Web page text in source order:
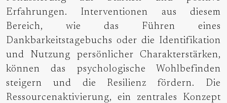
Erfahrungen. Interventionen aus diesem
Bereich, wie das Führen eines
Dankbarkeitstagebuchs oder die Identifikation
und Nutzung persönlicher Charakterstärken,
können das psychologische Wohlbefinden
steigern und die Resilienz fördern. Die
Ressourcenaktivierung, ein zentrales Konzept